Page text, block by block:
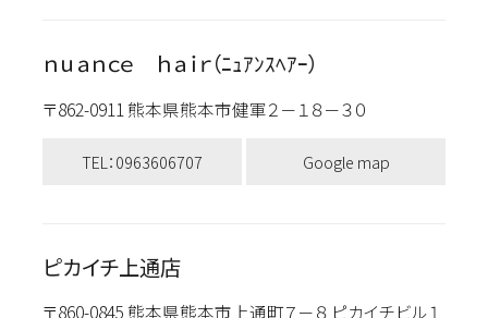
ｎｕａｎｃｅ ｈａｉｒ（ﾆｭｱﾝｽﾍｱｰ）
〒862-0911 熊本県熊本市健軍２－１８－３０
TEL：0963606707 Google map
ピカイチ上通店
〒860-0845 熊本県熊本市上通町７－８ ピカイチビル１